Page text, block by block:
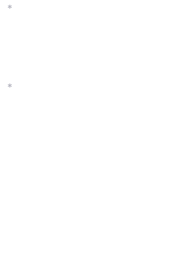
*
*